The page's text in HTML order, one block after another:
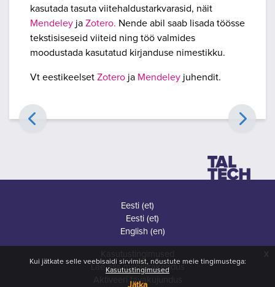
Kui jätkate selle veebisaidi sirvimist, nõustute meie tingimustega:
Kasutustingimused
Jätka
x
kasutada tasuta viitehaldustarkvarasid, näit
Mendeley ja Zotero. Nende abil saab lisada töösse
tekstisiseseid viiteid ning töö valmides
moodustada kasutatud kirjanduse nimestikku.
Vt eestikeelset Zotero ja Mendeley juhendit.
Eesti ‎(et)‎
Eesti ‎(et)‎
English ‎(en)‎
Lae alla mobiilirakendus
Aktiveeri tavakujundus